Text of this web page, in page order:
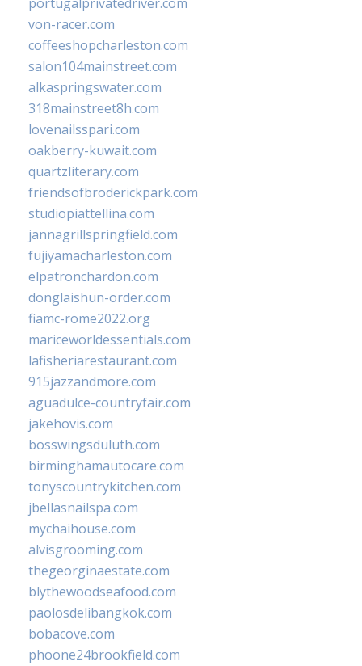
von-racer.com
coffeeshopcharleston.com
salon104mainstreet.com
alkaspringswater.com
318mainstreet8h.com
lovenailsspari.com
oakberry-kuwait.com
quartzliterary.com
friendsofbroderickpark.com
studiopiattellina.com
jannagrillspringfield.com
fujiyamacharleston.com
elpatronchardon.com
donglaishun-order.com
fiamc-rome2022.org
mariceworldessentials.com
lafisheriarestaurant.com
915jazzandmore.com
aguadulce-countryfair.com
jakehovis.com
bosswingsduluth.com
birminghamautocare.com
tonyscountrykitchen.com
jbellasnailspa.com
mychaihouse.com
alvisgrooming.com
thegeorginaestate.com
blythewoodseafood.com
paolosdelibangkok.com
bobacove.com
phoone24brookfield.com